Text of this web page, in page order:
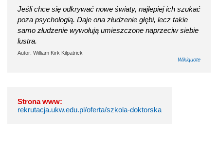
Jeśli chce się odkrywać nowe światy, najlepiej ich szukać
poza psychologią. Daje ona złudzenie głębi, lecz takie
samo złudzenie wywołują umieszczone naprzeciw siebie
lustra.
Autor: William Kirk Kilpatrick
Wikiquote
Strona www:
rekrutacja.ukw.edu.pl/oferta/szkola-doktorska